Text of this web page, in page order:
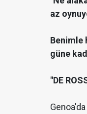
az
Benimle
güne
"DE